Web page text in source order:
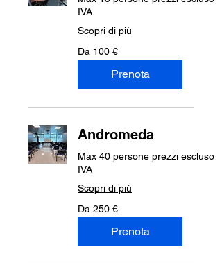
IVA
Scopri di più
Da
100
euro
Da 100 €
Prenota
Andromeda
Max 40 persone prezzi escluso
IVA
Scopri di più
Da
250
euro
Da 250 €
Prenota